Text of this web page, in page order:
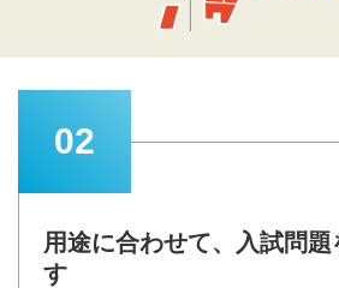
用途に合わせて、入試問題
す
02